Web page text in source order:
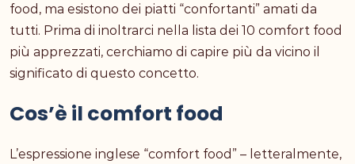
food, ma esistono dei piatti “confortanti” amati da
tutti. Prima di inoltrarci nella lista dei 10 comfort food
più apprezzati, cerchiamo di capire più da vicino il
significato di questo concetto.
Cos’è il comfort food
L’espressione inglese “comfort food” – letteralmente,